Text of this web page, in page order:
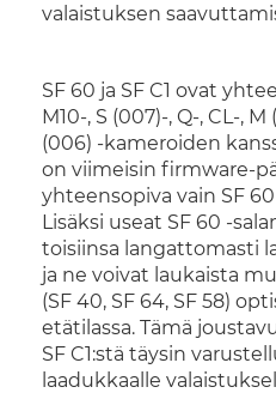
valaistuksen
SF 60 ja SF C1 ovat
M10-, S (007)-, Q-, CL-,
(006) -kameroiden
on viimeisin firmware-
yhteensopiva vain SF
Lisäksi useat SF 60 -
toisiinsa langattomasti
ja ne voivat laukaista
(SF 40, SF 64, SF 58)
etätilassa. Tämä
SF C1:stä täysin
laadukkaalle